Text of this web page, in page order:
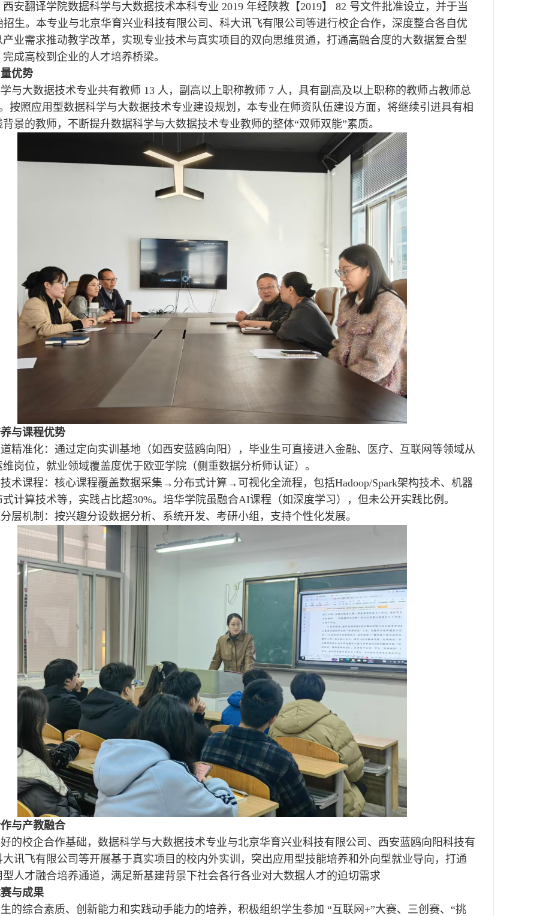
安翻译学院数据科学与大数据技术本科专业 2019 年经陕教【2019】 82 号文件批准设立，并于当
招生。本专业与北京华育兴业科技有限公司、科大讯飞有限公司等进行校企合作，深度整合各自优
业需求推动教学改革，实现专业技术与真实项目的双向思维贯通，打通高融合度的大数据复合型
成高校到企业的人才培养桥梁。
优势
与大数据技术专业共有教师 13 人，副高以上职称教师 7 人，具有副高及以上职称的教师占教师总
按照应用型数据科学与大数据技术专业建设规划，本专业在师资队伍建设方面，将继续引进具有相
景的教师，不断提升数据科学与大数据技术专业教师的整体“双师双能”素质。
与课程优势
精准化‌：通过定向实训基地（如西安蓝鸥向阳），毕业生可直接进入金融、医疗、互联网等领域从
岗位，就业领域覆盖度优于欧亚学院（侧重数据分析师认证）。‌
术课程‌：核心课程覆盖数据采集→分布式计算→可视化全流程，包括Hadoop/Spark架构技术、机器
计算技术等，实践占比超30%。培华学院虽融合AI课程（如深度学习），但未公开实践比例。
层机制‌：按兴趣分设数据分析、系统开发、考研小组，支持个性化发展。
与产教融合
的校企合作基础，数据科学与大数据技术专业与北京华育兴业科技有限公司、西安蓝鸥向阳科技有
讯飞有限公司等开展基于真实项目的校内外实训，突出应用型技能培养和外向型就业导向，打通
人才融合培养通道，满足新基建背景下社会各行各业对大数据人才的迫切需求
与成果
的综合素质、创新能力和实践动手能力的培养，积极组织学生参加 “互联网+”大赛、三创赛、“挑